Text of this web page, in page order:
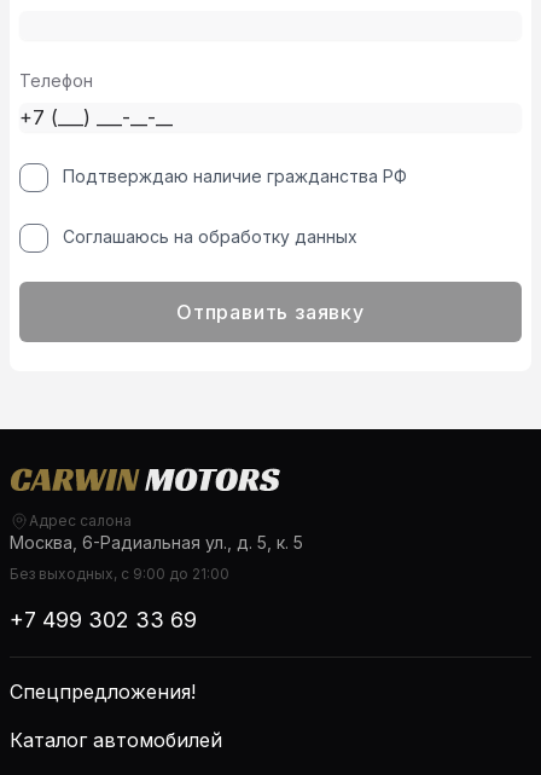
Телефон
Подтверждаю наличие гражданства РФ
Соглашаюсь на обработку данных
Отправить заявку
Адрес салона
Москва, 6-Радиальная ул., д. 5, к. 5
Без выходных, с 9:00 до 21:00
+7 499 302 33 69
Спецпредложения!
Каталог автомобилей